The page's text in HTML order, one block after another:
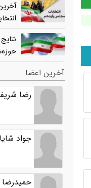
آخرین اعضا
رضا
جواد
حمیدرضا